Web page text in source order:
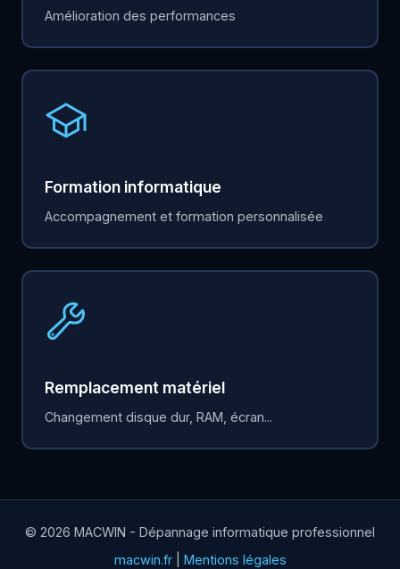
Amélioration des performances
Formation informatique
Accompagnement et formation personnalisée
Remplacement matériel
Changement disque dur, RAM, écran...
© 2026 MACWIN - Dépannage informatique professionnel
macwin.fr| Mentions légales